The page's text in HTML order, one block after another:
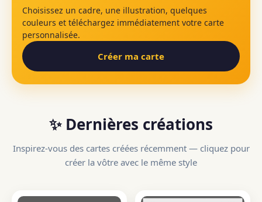
Choisissez un cadre, une illustration, quelques
couleurs et téléchargez immédiatement votre carte
personnalisée.
Créer ma carte
✨ Dernières créations
Inspirez-vous des cartes créées récemment — cliquez pour
créer la vôtre avec le même style